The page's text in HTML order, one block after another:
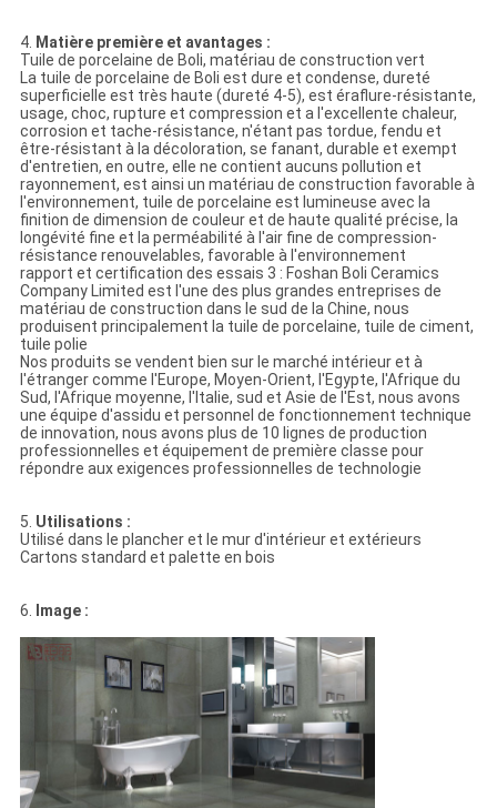
4. Matière première et avantages :
Tuile de porcelaine de Boli, matériau de construction vert
La tuile de porcelaine de Boli est dure et condense, dureté
superficielle est très haute (dureté 4-5), est éraflure-résistante,
usage, choc, rupture et compression et a l'excellente chaleur,
corrosion et tache-résistance, n'étant pas tordue, fendu et
être-résistant à la décoloration, se fanant, durable et exempt
d'entretien, en outre, elle ne contient aucuns pollution et
rayonnement, est ainsi un matériau de construction favorable à
l'environnement, tuile de porcelaine est lumineuse avec la
finition de dimension de couleur et de haute qualité précise, la
longévité fine et la perméabilité à l'air fine de compression-
résistance renouvelables, favorable à l'environnement
rapport et certification des essais 3 : Foshan Boli Ceramics
Company Limited est l'une des plus grandes entreprises de
matériau de construction dans le sud de la Chine, nous
produisent principalement la tuile de porcelaine, tuile de ciment,
tuile polie
Nos produits se vendent bien sur le marché intérieur et à
l'étranger comme l'Europe, Moyen-Orient, l'Egypte, l'Afrique du
Sud, l'Afrique moyenne, l'Italie, sud et Asie de l'Est, nous avons
une équipe d'assidu et personnel de fonctionnement technique
de innovation, nous avons plus de 10 lignes de production
professionnelles et équipement de première classe pour
répondre aux exigences professionnelles de technologie
5. Utilisations :
Utilisé dans le plancher et le mur d'intérieur et extérieurs
Cartons standard et palette en bois
6. Image :